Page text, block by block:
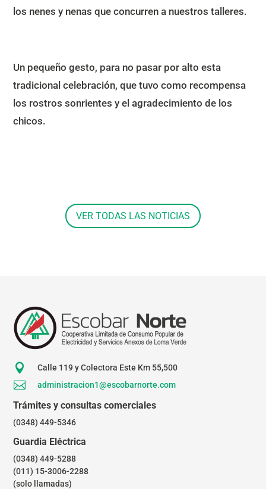
los nenes y nenas que concurren a nuestros talleres.
Un pequeño gesto, para no pasar por alto esta
tradicional celebración, que tuvo como recompensa
los rostros sonrientes y el agradecimiento de los
chicos.
VER TODAS LAS NOTICIAS
 Calle 119 y Colectora Este Km 55,500
 administracion1@escobarnorte.com
Trámites y consultas comerciales
(0348) 449-5346
Guardia Eléctrica
(0348) 449-5288
(011) 15-3006-2288
(solo llamadas)